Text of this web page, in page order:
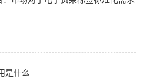
是什么